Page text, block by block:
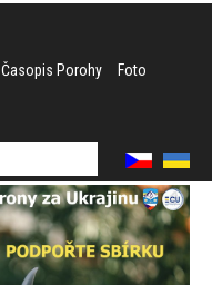
Časopis Porohy Foto